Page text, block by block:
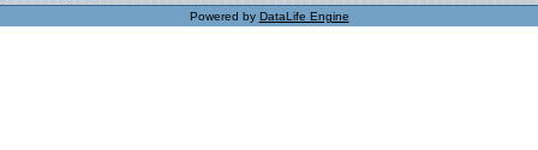
Powered by DataLife Engine